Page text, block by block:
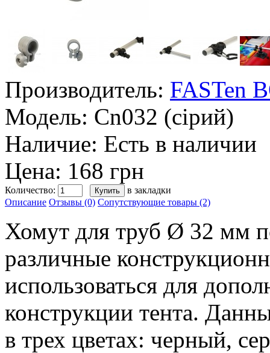
Производитель: FASTen
Модель: Cn032 (сірий)
Наличие: Есть в наличии
Цена: 168 грн
Количество:
в закладки
Описание Отзывы (0) Сопутствующие товары (2)
Хомут для труб Ø 32 мм
различные
использоваться для
конструкции тента.
в трех цветах: черный,